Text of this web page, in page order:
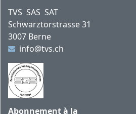
TVS SAS SAT
Schwarztorstrasse 31
3007 Berne
info@tvs.ch
Abonnement à la